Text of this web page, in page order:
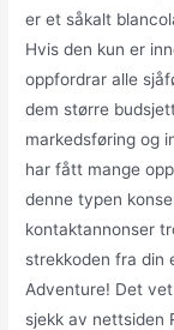
er et såkalt
Hvis den kun er
oppfordrar alle
dem større
markedsføring og
har fått mange
denne typen
kontaktannonser
strekkoden fra din
Adventure! Det
sjekk av nettsiden